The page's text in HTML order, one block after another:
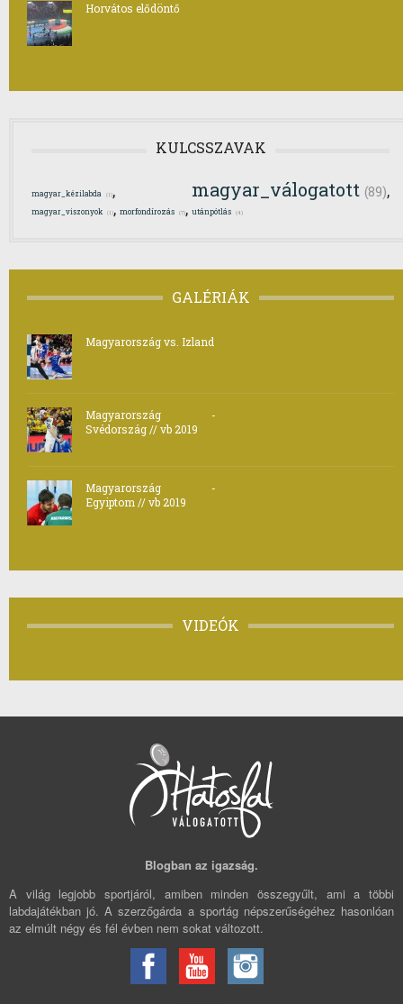
Horvátos elődöntő
KULCSSZAVAK
magyar_kézilabda (1), magyar_válogatott (89),
magyar_viszonyok (1), morfondírozás (7), utánpótlás (4)
GALÉRIÁK
Magyarország vs. Izland
Magyarország -
Svédország // vb 2019
Magyarország -
Egyiptom // vb 2019
VIDEÓK
Blogban az igazság.
A világ legjobb sportjáról, amiben minden összegyűlt, ami a többi
labdajátékban jó. A szerzőgárda a sportág népszerűségéhez hasonlóan
az elmúlt négy és fél évben nem sokat változott.